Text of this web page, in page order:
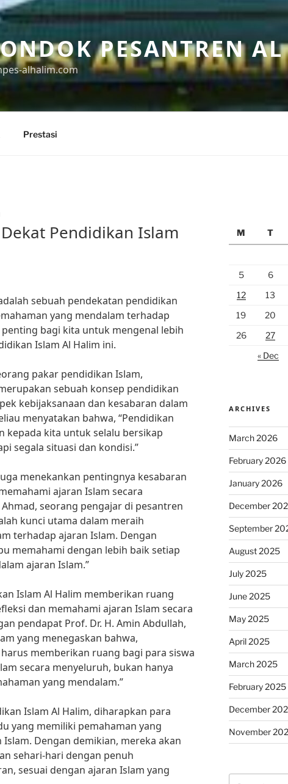
PESANTREN
alhalim.com
Prestasi
Pendidikan Islam
sebuah pendekatan pendidikan
yang mendalam terhadap
bagi kita untuk mengenal lebih
Islam Al Halim ini.
pakar pendidikan Islam,
sebuah konsep pendidikan
kebijaksanaan dan kesabaran dalam
menyatakan bahwa, “Pendidikan
kepada kita untuk selalu bersikap
segala situasi dan kondisi.”
menekankan pentingnya kesabaran
ajaran Islam secara
seorang pengajar di pesantren
kunci utama dalam meraih
terhadap ajaran Islam. Dengan
memahami dengan lebih baik setiap
ajaran Islam.”
Islam Al Halim memberikan ruang
dan memahami ajaran Islam secara
pendapat Prof. Dr. H. Amin Abdullah,
yang menegaskan bahwa,
memberikan ruang bagi para siswa
secara menyeluruh, bukan hanya
yang mendalam.”
Islam Al Halim, diharapkan para
yang memiliki pemahaman yang
Dengan demikian, mereka akan
sehari-hari dengan penuh
sesuai dengan ajaran Islam yang
M
T
5
6
12
13
19
20
26
27
« Dec
ARCHIVES
March 2026
February 2026
January 2026
December
September
August 2025
July 2025
June 2025
May 2025
April 2025
March 2025
February 2025
December
November